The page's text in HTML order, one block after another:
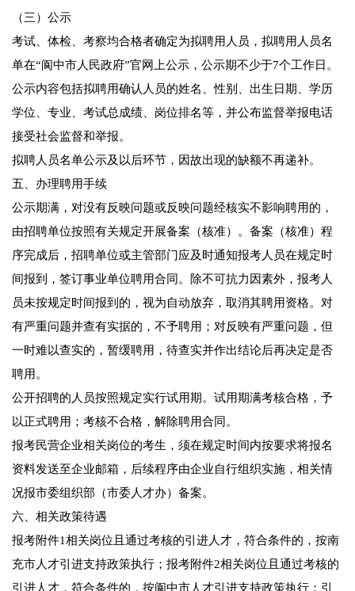
（三）公示
考试、体检、考察均合格者确定为拟聘用人员，拟聘用人员名
单在“阆中市人民政府”官网上公示，公示期不少于7个工作日。
公示内容包括拟聘用确认人员的姓名、性别、出生日期、学历
学位、专业、考试总成绩、岗位排名等，并公布监督举报电话
接受社会监督和举报。
拟聘人员名单公示及以后环节，因故出现的缺额不再递补。
五、办理聘用手续
公示期满，对没有反映问题或反映问题经核实不影响聘用的，
由招聘单位按照有关规定开展备案（核准）。备案（核准）程
序完成后，招聘单位或主管部门应及时通知报考人员在规定时
间报到，签订事业单位聘用合同。除不可抗力因素外，报考人
员未按规定时间报到的，视为自动放弃，取消其聘用资格。对
有严重问题并查有实据的，不予聘用；对反映有严重问题，但
一时难以查实的，暂缓聘用，待查实并作出结论后再决定是否
聘用。
公开招聘的人员按照规定实行试用期。试用期满考核合格，予
以正式聘用；考核不合格，解除聘用合同。
报考民营企业相关岗位的考生，须在规定时间内按要求将报名
资料发送至企业邮箱，后续程序由企业自行组织实施，相关情
况报市委组织部（市委人才办）备案。
六、相关政策待遇
报考附件1相关岗位且通过考核的引进人才，符合条件的，按南
充市人才引进支持政策执行；报考附件2相关岗位且通过考核的
引进人才，符合条件的，按阆中市人才引进支持政策执行；引